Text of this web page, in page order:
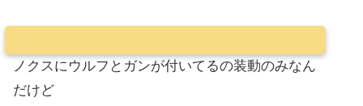
ノクスにウルフとガンが付いてるの装動のみなん
だけど